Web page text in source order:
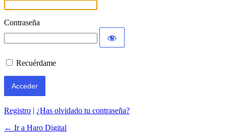
Contraseña
Recuérdame
Registro | ¿Has olvidado tu contraseña?
← Ir a Haro Digital